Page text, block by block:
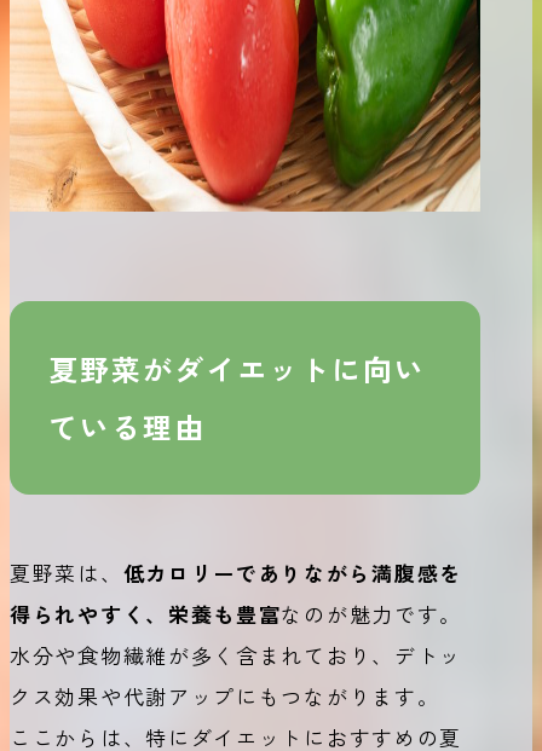
夏野菜がダイエットに向い
ている理由
夏野菜は、 低カロリーでありながら満腹感を
得られやすく、栄養も豊富なのが魅力です。
水分や食物繊維が多く含まれており、デトッ
クス効果や代謝アップにもつながります。
ここからは、特にダイエットにおすすめの夏